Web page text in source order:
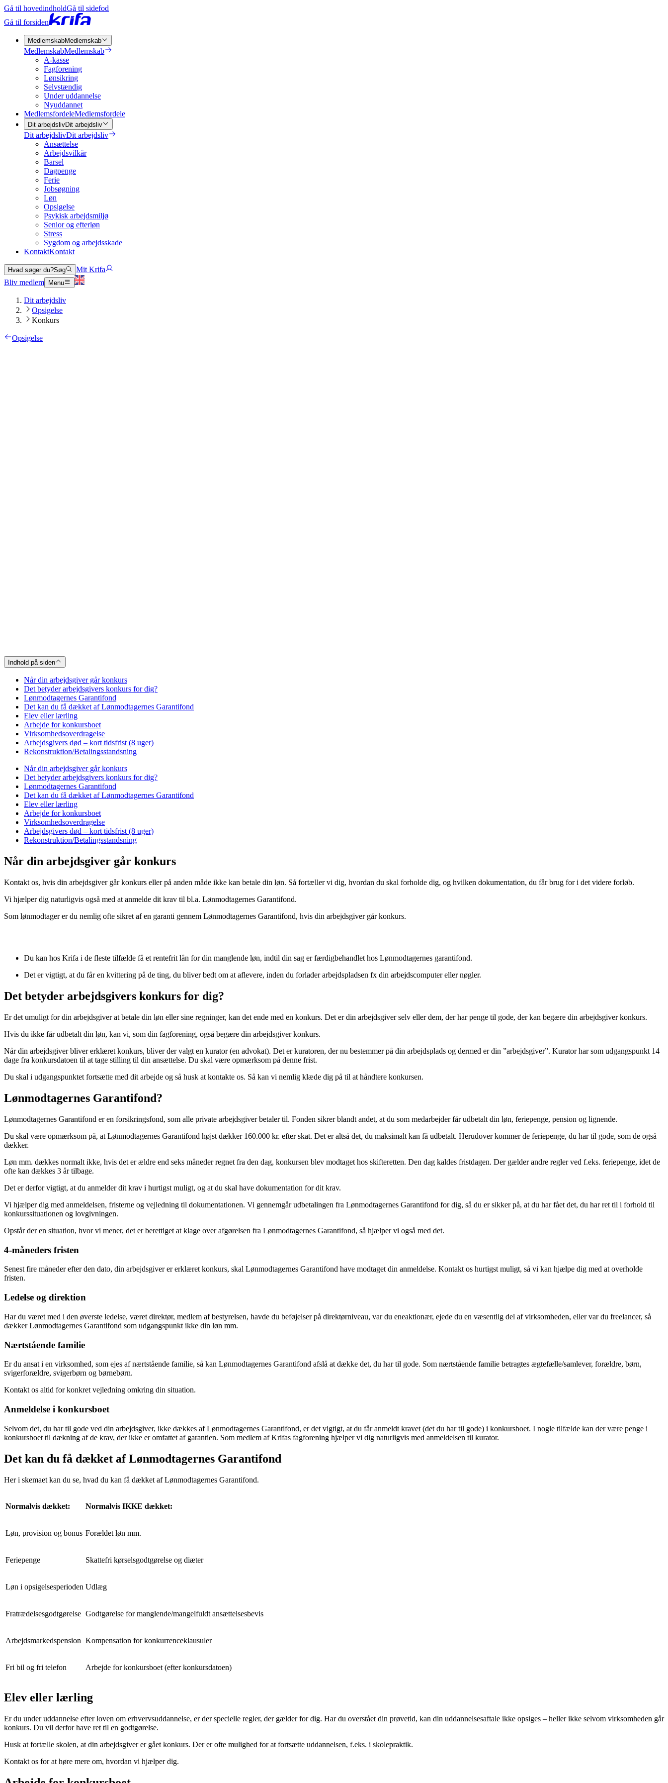
Gå til hovedindholdGå til sidefod
Gå til forsiden
MedlemskabMedlemskab
MedlemskabMedlemskab
A-kasse
Fagforening
Lønsikring
Selvstændig
Under uddannelse
Nyuddannet
MedlemsfordeleMedlemsfordele
Dit arbejdslivDit arbejdsliv
Dit arbejdslivDit arbejdsliv
Ansættelse
Arbejdsvilkår
Barsel
Dagpenge
Ferie
Jobsøgning
Løn
Opsigelse
Psykisk arbejdsmiljø
Senior og efterløn
Stress
Sygdom og arbejdsskade
KontaktKontakt
Hvad søger du?Søg
Mit Krifa
Bliv medlem
Menu
Dit arbejdsliv
Opsigelse
Konkurs
Opsigelse
Indhold på siden
Når din arbejdsgiver går konkurs
Det betyder arbejdsgivers konkurs for dig?
Lønmodtagernes Garantifond
Det kan du få dækket af Lønmodtagernes Garantifond
Elev eller lærling
Arbejde for konkursboet
Virksomhedsoverdragelse
Arbejdsgivers død – kort tidsfrist (8 uger)
Rekonstruktion/Betalingsstandsning
Når din arbejdsgiver går konkurs
Det betyder arbejdsgivers konkurs for dig?
Lønmodtagernes Garantifond
Det kan du få dækket af Lønmodtagernes Garantifond
Elev eller lærling
Arbejde for konkursboet
Virksomhedsoverdragelse
Arbejdsgivers død – kort tidsfrist (8 uger)
Rekonstruktion/Betalingsstandsning
Når din arbejdsgiver går konkurs
Kontakt os, hvis din arbejdsgiver går konkurs eller på anden måde ikke kan betale din løn. Så fortæller vi dig, hvordan du skal forholde dig, og hvilken dokumentation, du får brug for i det videre forløb.
Vi hjælper dig naturligvis også med at anmelde dit krav til bl.a. Lønmodtagernes Garantifond.
Som lønmodtager er du nemlig ofte sikret af en garanti gennem Lønmodtagernes Garantifond, hvis din arbejdsgiver går konkurs.
Du kan hos Krifa i de fleste tilfælde få et rentefrit lån for din manglende løn, indtil din sag er færdigbehandlet hos Lønmodtagernes garantifond.
Det er vigtigt, at du får en kvittering på de ting, du bliver bedt om at aflevere, inden du forlader arbejdspladsen fx din arbejdscomputer eller nøgler.
Det betyder arbejdsgivers konkurs for dig?
Er det umuligt for din arbejdsgiver at betale din løn eller sine regninger, kan det ende med en konkurs. Det er din arbejdsgiver selv eller dem, der har penge til gode, der kan begære din arbejdsgiver konkurs.
Hvis du ikke får udbetalt din løn, kan vi, som din fagforening, også begære din arbejdsgiver konkurs.
Når din arbejdsgiver bliver erklæret konkurs, bliver der valgt en kurator (en advokat). Det er kuratoren, der nu bestemmer på din arbejdsplads og dermed er din ”arbejdsgiver”. Kurator har som udgangspunkt 14
dage fra konkursdatoen til at tage stilling til din ansættelse. Du skal være opmærksom på denne frist.
Du skal i udgangspunktet fortsætte med dit arbejde og så husk at kontakte os. Så kan vi nemlig klæde dig på til at håndtere konkursen.
Lønmodtagernes Garantifond?
Lønmodtagernes Garantifond er en forsikringsfond, som alle private arbejdsgiver betaler til. Fonden sikrer blandt andet, at du som medarbejder får udbetalt din løn, feriepenge, pension og lignende.
Du skal være opmærksom på, at Lønmodtagernes Garantifond højst dækker 160.000 kr. efter skat. Det er altså det, du maksimalt kan få udbetalt. Herudover kommer de feriepenge, du har til gode, som de også
dækker.
Løn mm. dækkes normalt ikke, hvis det er ældre end seks måneder regnet fra den dag, konkursen blev modtaget hos skifteretten. Den dag kaldes fristdagen. Der gælder andre regler ved f.eks. feriepenge, idet de
ofte kan dækkes 3 år tilbage.
Det er derfor vigtigt, at du anmelder dit krav i hurtigst muligt, og at du skal have dokumentation for dit krav.
Vi hjælper dig med anmeldelsen, fristerne og vejledning til dokumentationen. Vi gennemgår udbetalingen fra Lønmodtagernes Garantifond for dig, så du er sikker på, at du har fået det, du har ret til i forhold til
konkurssituationen og lovgivningen.
Opstår der en situation, hvor vi mener, det er berettiget at klage over afgørelsen fra Lønmodtagernes Garantifond, så hjælper vi også med det.
4-måneders fristen
Senest fire måneder efter den dato, din arbejdsgiver er erklæret konkurs, skal Lønmodtagernes Garantifond have modtaget din anmeldelse. Kontakt os hurtigst muligt, så vi kan hjælpe dig med at overholde
fristen.
Ledelse og direktion
Har du været med i den øverste ledelse, været direktør, medlem af bestyrelsen, havde du beføjelser på direktørniveau, var du eneaktionær, ejede du en væsentlig del af virksomheden, eller var du freelancer, så
dækker Lønmodtagernes Garantifond som udgangspunkt ikke din løn mm.
Nærtstående familie
Er du ansat i en virksomhed, som ejes af nærtstående familie, så kan Lønmodtagernes Garantifond afslå at dække det, du har til gode. Som nærtstående familie betragtes ægtefælle/samlever, forældre, børn,
svigerforældre, svigerbørn og børnebørn.
Kontakt os altid for konkret vejledning omkring din situation.
Anmeldelse i konkursboet
Selvom det, du har til gode ved din arbejdsgiver, ikke dækkes af Lønmodtagernes Garantifond, er det vigtigt, at du får anmeldt kravet (det du har til gode) i konkursboet. I nogle tilfælde kan der være penge i
konkursboet til dækning af de krav, der ikke er omfattet af garantien. Som medlem af Krifas fagforening hjælper vi dig naturligvis med anmeldelsen til kurator.
Det kan du få dækket af Lønmodtagernes Garantifond
Her i skemaet kan du se, hvad du kan få dækket af Lønmodtagernes Garantifond.
Normalvis dækket: Normalvis IKKE dækket:
Løn, provision og bonus Forældet løn mm.
Feriepenge Skattefri kørselsgodtgørelse og diæter
Løn i opsigelsesperioden Udlæg
Fratrædelsesgodtgørelse Godtgørelse for manglende/mangelfuldt ansættelsesbevis
Arbejdsmarkedspension Kompensation for konkurrenceklausuler
Fri bil og fri telefon Arbejde for konkursboet (efter konkursdatoen)
Elev eller lærling
Er du under uddannelse efter loven om erhvervsuddannelse, er der specielle regler, der gælder for dig. Har du overstået din prøvetid, kan din uddannelsesaftale ikke opsiges – heller ikke selvom virksomheden går
konkurs. Du vil derfor have ret til en godtgørelse.
Husk at fortælle skolen, at din arbejdsgiver er gået konkurs. Der er ofte mulighed for at fortsætte uddannelsen, f.eks. i skolepraktik.
Kontakt os for at høre mere om, hvordan vi hjælper dig.